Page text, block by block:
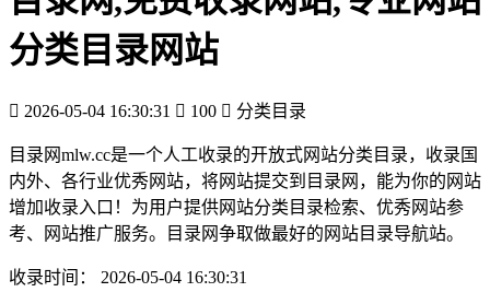
分类目录网站
2026-05-04 16:30:31 100 分类目录
目录网mlw.cc是一个人工收录的开放式网站分类目录，收录国
内外、各行业优秀网站，将网站提交到目录网，能为你的网站
增加收录入口！为用户提供网站分类目录检索、优秀网站参
考、网站推广服务。目录网争取做最好的网站目录导航站。
收录时间：
2026-05-04 16:30:31